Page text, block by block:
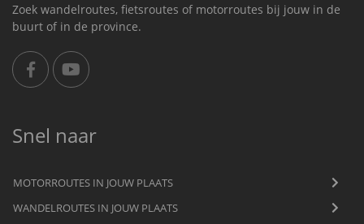
Zoek wandelroutes, fietsroutes of motorroutes bij jouw in de
buurt of in de province.
Snel naar
MOTORROUTES IN JOUW PLAATS
WANDELROUTES IN JOUW PLAATS